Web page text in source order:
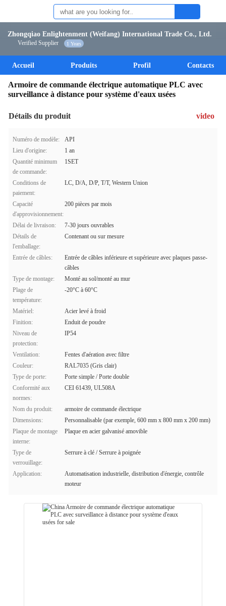
Zhongqiao Enlightenment (Weifang) International Trade Co., Ltd.
Verified Supplier 1 Years
Accueil Produits Profil Contacts
Armoire de commande électrique automatique PLC avec
surveillance à distance pour système d'eaux usées
Détails du produit video
Numéro de modèle:
API
Lieu d'origine:
1 an
Quantité minimum
de commande:
1SET
Conditions de
paiement:
LC, D/A, D/P, T/T, Western Union
Capacité
d'approvisionnement:
200 pièces par mois
Délai de livraison:
7-30 jours ouvrables
Détails de
l'emballage:
Contenant ou sur mesure
Entrée de câbles:
Entrée de câbles inférieure et supérieure avec plaques passe-
câbles
Type de montage:
Monté au sol/monté au mur
Plage de
température:
-20°C à 60°C
Matériel:
Acier levé à froid
Finition:
Enduit de poudre
Niveau de
protection:
IP54
Ventilation:
Fentes d'aération avec filtre
Couleur:
RAL7035 (Gris clair)
Type de porte:
Porte simple / Porte double
Conformité aux
normes:
CEI 61439, UL508A
Nom du produit:
armoire de commande électrique
Dimensions:
Personnalisable (par exemple, 600 mm x 800 mm x 200 mm)
Plaque de montage
interne:
Plaque en acier galvanisé amovible
Type de
verrouillage:
Serrure à clé / Serrure à poignée
Application:
Automatisation industrielle, distribution d'énergie, contrôle
moteur